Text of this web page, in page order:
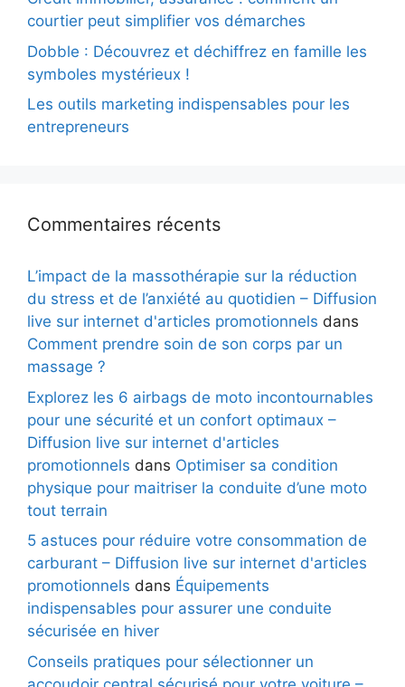
courtier peut simplifier vos démarches
Dobble : Découvrez et déchiffrez en famille les
symboles mystérieux !
Les outils marketing indispensables pour les
entrepreneurs
Commentaires récents
L’impact de la massothérapie sur la réduction
du stress et de l’anxiété au quotidien – Diffusion
live sur internet d'articles promotionnels dans
Comment prendre soin de son corps par un
massage ?
Explorez les 6 airbags de moto incontournables
pour une sécurité et un confort optimaux –
Diffusion live sur internet d'articles
promotionnels dans Optimiser sa condition
physique pour maitriser la conduite d’une moto
tout terrain
5 astuces pour réduire votre consommation de
carburant – Diffusion live sur internet d'articles
promotionnels dans Équipements
indispensables pour assurer une conduite
sécurisée en hiver
Conseils pratiques pour sélectionner un